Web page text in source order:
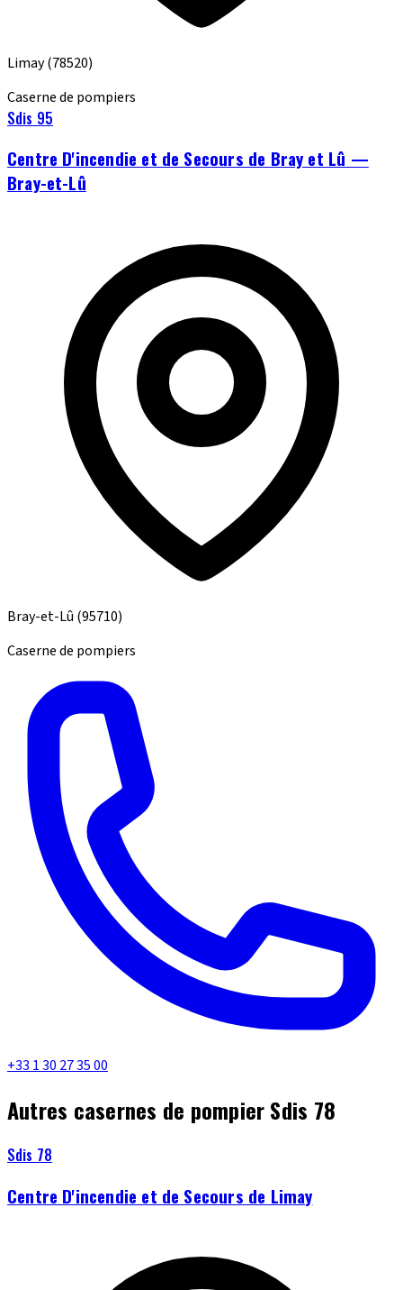
Limay(78520)
Caserne de pompiers
Sdis 95
Centre D'incendie et de Secours de Bray et Lû —
Bray-et-Lû
Bray-et-Lû (95710)
Caserne de pompiers
+33 1 30 27 35 00
Autres casernes de pompier Sdis 78
Sdis 78
Centre D'incendie et de Secours de Limay